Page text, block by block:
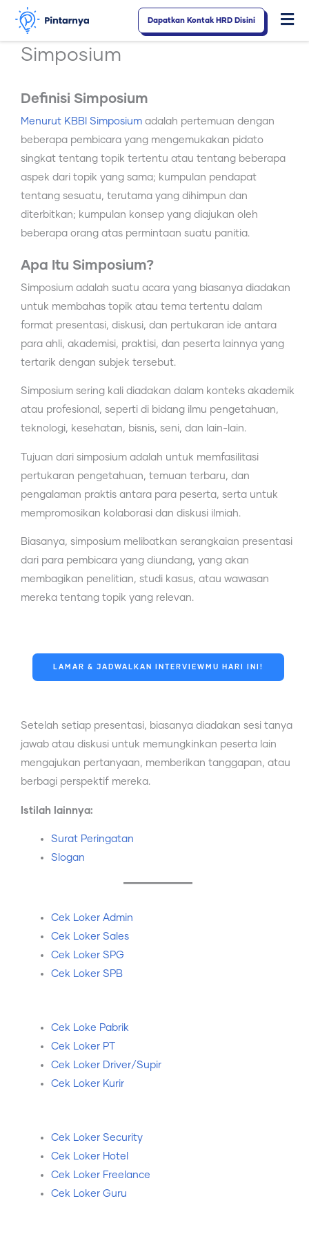
Lewati
konten
Dapatkan Kontak HRD Disini
Simposium
Definisi Simposium
Menurut KBBI Simposium adalah pertemuan dengan
beberapa pembicara yang mengemukakan pidato
singkat tentang topik tertentu atau tentang beberapa
aspek dari topik yang sama; kumpulan pendapat
tentang sesuatu, terutama yang dihimpun dan
diterbitkan; kumpulan konsep yang diajukan oleh
beberapa orang atas permintaan suatu panitia.
Apa Itu Simposium?
Simposium adalah suatu acara yang biasanya diadakan
untuk membahas topik atau tema tertentu dalam
format presentasi, diskusi, dan pertukaran ide antara
para ahli, akademisi, praktisi, dan peserta lainnya yang
tertarik dengan subjek tersebut.
Simposium sering kali diadakan dalam konteks akademik
atau profesional, seperti di bidang ilmu pengetahuan,
teknologi, kesehatan, bisnis, seni, dan lain-lain.
Tujuan dari simposium adalah untuk memfasilitasi
pertukaran pengetahuan, temuan terbaru, dan
pengalaman praktis antara para peserta, serta untuk
mempromosikan kolaborasi dan diskusi ilmiah.
Biasanya, simposium melibatkan serangkaian presentasi
dari para pembicara yang diundang, yang akan
membagikan penelitian, studi kasus, atau wawasan
mereka tentang topik yang relevan.
LAMAR & JADWALKAN INTERVIEWMU HARI INI!
Setelah setiap presentasi, biasanya diadakan sesi tanya
jawab atau diskusi untuk memungkinkan peserta lain
mengajukan pertanyaan, memberikan tanggapan, atau
berbagi perspektif mereka.
Istilah lainnya:
Surat Peringatan
Slogan
Cek Loker Admin
Cek Loker Sales
Cek Loker SPG
Cek Loker SPB
Cek Loke Pabrik
Cek Loker PT
Cek Loker Driver/Supir
Cek Loker Kurir
Cek Loker Security
Cek Loker Hotel
Cek Loker Freelance
Cek Loker Guru